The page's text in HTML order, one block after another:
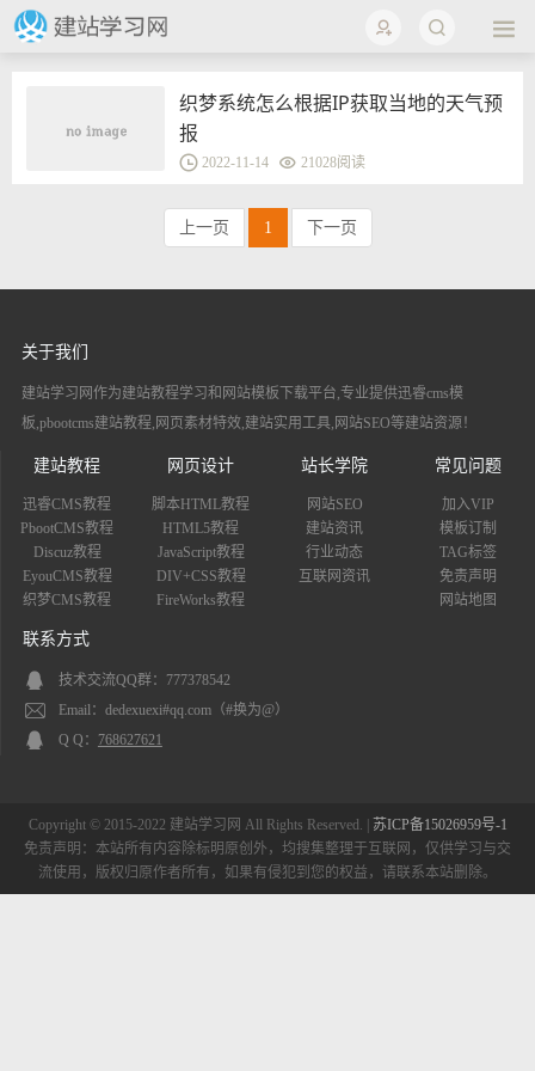
织梦系统怎么根据IP获取当地的天气预
报
2022-11-14 21028阅读
上一页 1 下一页
关于我们
建站学习网作为建站教程学习和网站模板下载平台,专业提供迅睿cms模
板,pbootcms建站教程,网页素材特效,建站实用工具,网站SEO等建站资源！
建站教程
迅睿CMS教程
PbootCMS教程
Discuz教程
EyouCMS教程
织梦CMS教程
网页设计
脚本HTML教程
HTML5教程
JavaScript教程
DIV+CSS教程
FireWorks教程
站长学院
网站SEO
建站资讯
行业动态
互联网资讯
常见问题
加入VIP
模板订制
TAG标签
免责声明
网站地图
联系方式
技术交流QQ群：777378542
Email：dedexuexi#qq.com（#换为@）
Q Q： 768627621
Copyright © 2015-2022 建站学习网 All Rights Reserved. |
苏ICP备15026959号-1
免责声明：本站所有内容除标明原创外，均搜集整理于互联网，仅供学习与交
流使用，版权归原作者所有，如果有侵犯到您的权益，请联系本站删除。